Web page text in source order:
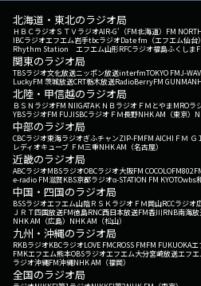
北海道・東北のラジオ局
ＨＢＣラジオＳＴＶラジオAIR-G'（FM北海道） FM
IBCラジオエフエム岩手tbcラジオDate fm（エフエム仙台）
Rhythm Station エフエム山形RFCラジオ福島ふくしま
関東のラジオ局
TBSラジオ文化放送ニッポン放送interfmTOKYO FMJ-
LuckyFM 茨城放送CRT栃木放送RadioBerryFM GUNMA
北陸・甲信越のラジオ局
ＢＳＮラジオFM NIIGATAＫＮＢラジオ ＦＭとやまMROラ
YBSラジオFM FUJISBCラジオ ＦＭ長野NHK AM（東京）
中部のラジオ局
CBCラジオ東海ラジオぎふチャンZIP-FMFM AICHI ＦＭ Ｇ
レディオキューブ ＦＭ三重NHK AM（名古屋）
近畿のラジオ局
ABCラジオMBSラジオOBCラジオ大阪FM COCOLOFM802
e-radio FM滋賀KBS京都ラジオα-STATION FM KYOTOwbs
中国・四国のラジオ局
BSSラジオエフエム山陰ＲＳＫラジオ ＦＭ岡山RCCラジオ
ＪＲＴ四国放送FM徳島RNC西日本放送FM香川RNB南海放
NHK AM（広島） NHK AM（松山）
九州・沖縄のラジオ局
RKBラジオKBCラジオLOVE FMCROSS FMFM FUKUOKAエ
FMKエフエム熊本OBSラジオエフエム大分宮崎放送エフ
ラジオ沖縄FM沖縄NHK AM（福岡）
全国のラジオ局